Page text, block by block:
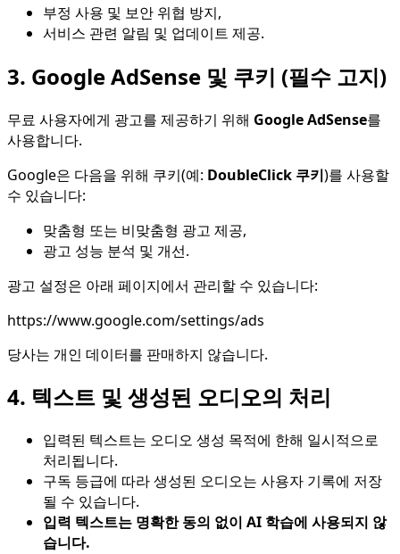
부정 사용 및 보안 위협 방지,
서비스 관련 알림 및 업데이트 제공.
3. Google AdSense 및 쿠키 (필수 고지)
무료 사용자에게 광고를 제공하기 위해 Google AdSense를
사용합니다.
Google은 다음을 위해 쿠키(예: DoubleClick 쿠키)를 사용할
수 있습니다:
맞춤형 또는 비맞춤형 광고 제공,
광고 성능 분석 및 개선.
광고 설정은 아래 페이지에서 관리할 수 있습니다:
https://www.google.com/settings/ads
당사는 개인 데이터를 판매하지 않습니다.
4. 텍스트 및 생성된 오디오의 처리
입력된 텍스트는 오디오 생성 목적에 한해 일시적으로
처리됩니다.
구독 등급에 따라 생성된 오디오는 사용자 기록에 저장
될 수 있습니다.
입력 텍스트는 명확한 동의 없이 AI 학습에 사용되지 않
습니다.